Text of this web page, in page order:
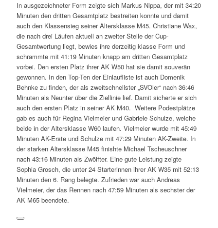
In ausgezeichneter Form zeigte sich Markus Nippa, der mit 34:20
Minuten den dritten Gesamtplatz bestreiten konnte und damit
auch den Klassensieg seiner Altersklasse M45. Christiane Wax,
die nach drei Läufen aktuell an zweiter Stelle der Cup-
Gesamtwertung liegt, bewies ihre derzeitig klasse Form und
schrammte mit 41:19 Minuten knapp am dritten Gesamtplatz
vorbei. Den ersten Platz ihrer AK W50 hat sie damit souverän
gewonnen. In den Top-Ten der Einlaufliste ist auch Domenik
Behnke zu finden, der als zweitschnellster „SVOler“ nach 36:46
Minuten als Neunter über die Ziellinie lief. Damit sicherte er sich
auch den ersten Platz in seiner AK M40. Weitere Podestplätze
gab es auch für Regina Vielmeier und Gabriele Schulze, welche
beide in der Altersklasse W60 laufen. Vielmeier wurde mit 45:49
Minuten AK-Erste und Schulze mit 47:29 Minuten AK-Zweite. In
der starken Altersklasse M45 finishte Michael Tscheuschner
nach 43:16 Minuten als Zwölfter. Eine gute Leistung zeigte
Sophia Grosch, die unter 24 Starterinnen ihrer AK W35 mit 52:13
Minuten den 6. Rang belegte. Zufrieden war auch Andreas
Vielmeier, der das Rennen nach 47:59 Minuten als sechster der
AK M65 beendete.